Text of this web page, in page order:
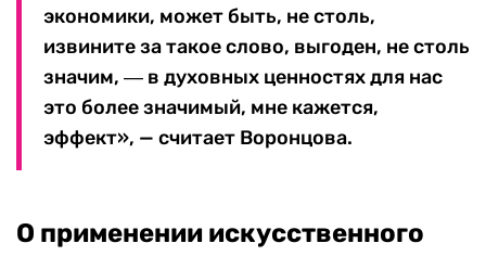
экономики, может быть, не столь,
извините за такое слово, выгоден, не столь
значим, ― в духовных ценностях для нас
это более значимый, мне кажется,
эффект», — считает Воронцова.
О применении искусственного